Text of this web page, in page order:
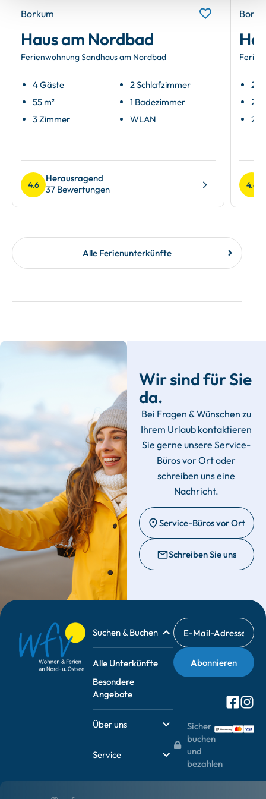
Borkum
Haus am Nordbad
Ferienwohnung Sandhaus am Nordbad
4 Gäste
55 m²
3 Zimmer
2 Schlafzimmer
1 Badezimmer
WLAN
4.6
Herausragend
37 Bewertungen
2
24
2
4.6
Alle Ferienunterkünfte
Wir sind für Sie
da.
Bei Fragen & Wünschen zu
Ihrem Urlaub kontaktieren
Sie gerne unsere Service-
Büros vor Ort oder
schreiben uns eine
Nachricht.
Service-Büros vor Ort
Schreiben Sie uns
Suchen & Buchen
Alle Unterkünfte
Besondere
Angebote
Über uns
Service
Sicher
buchen
und
bezahlen